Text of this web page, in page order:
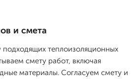
и смета
теплоизоляционных
смету работ, включая
материалы. Согласуем смету и